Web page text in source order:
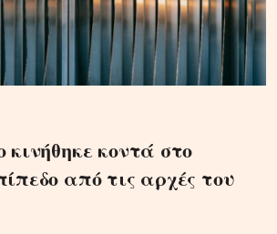
κινήθηκε κοντά στο
από τις αρχές του